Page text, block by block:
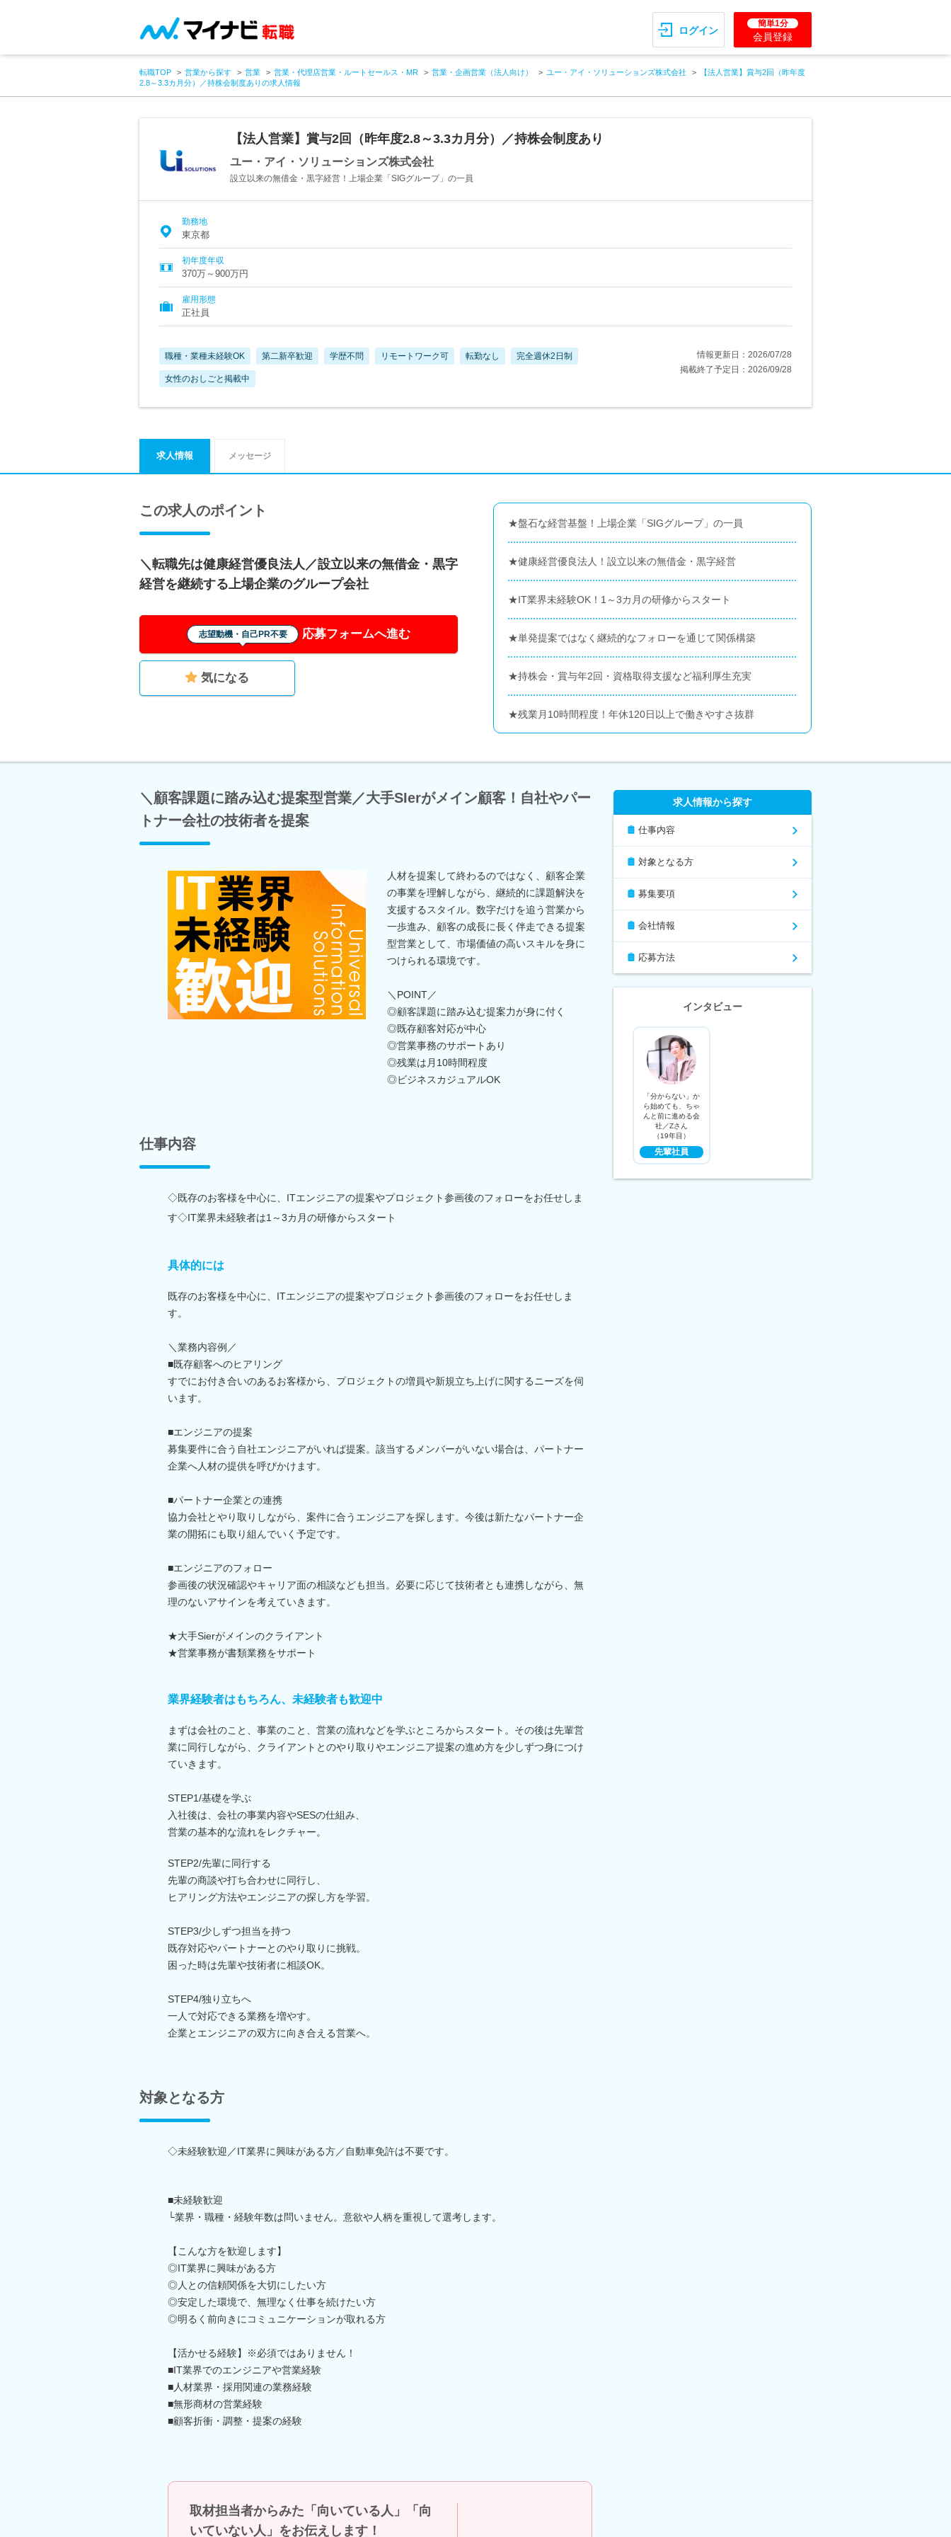
ログイン
簡単1分
会員登録
転職TOP 営業から探す 営業 営業・代理店営業・ルートセールス・MR 営業・企画営業（法人向け） ユー・アイ・ソリューションズ株式会社
【法人営業】賞与2回（昨年度
2.8～3.3カ月分）／持株会制度ありの求人情報
【法人営業】賞与2回（昨年度2.8～3.3カ月分）／持株会制度あり
ユー・アイ・ソリューションズ株式会社
設立以来の無借金・黒字経営！上場企業「SIGグループ」の一員
勤務地
東京都
初年度年収
370万～900万円
雇用形態
正社員
職種・業種未経験OK 第二新卒歓迎 学歴不問 リモートワーク可 転勤なし 完全週休2日制
女性のおしごと掲載中
情報更新日：2026/07/28
掲載終了予定日：2026/09/28
求人情報 メッセージ
この求人のポイント
＼転職先は健康経営優良法人／設立以来の無借金・黒字
経営を継続する上場企業のグループ会社
志望動機・自己PR不要 応募フォームへ進む
気になる
★盤石な経営基盤！上場企業「SIGグループ」の一員
★健康経営優良法人！設立以来の無借金・黒字経営
★IT業界未経験OK！1～3カ月の研修からスタート
★単発提案ではなく継続的なフォローを通じて関係構築
★持株会・賞与年2回・資格取得支援など福利厚生充実
★残業月10時間程度！年休120日以上で働きやすさ抜群
＼顧客課題に踏み込む提案型営業／大手SIerがメイン顧客！自社やパー
トナー会社の技術者を提案
人材を提案して終わるのではなく、顧客企業
の事業を理解しながら、継続的に課題解決を
支援するスタイル。数字だけを追う営業から
一歩進み、顧客の成長に長く伴走できる提案
型営業として、市場価値の高いスキルを身に
つけられる環境です。
＼POINT／
◎顧客課題に踏み込む提案力が身に付く
◎既存顧客対応が中心
◎営業事務のサポートあり
◎残業は月10時間程度
◎ビジネスカジュアルOK
仕事内容
◇既存のお客様を中心に、ITエンジニアの提案やプロジェクト参画後のフォローをお任せしま
す◇IT業界未経験者は1～3カ月の研修からスタート
具体的には
既存のお客様を中心に、ITエンジニアの提案やプロジェクト参画後のフォローをお任せしま
す。
＼業務内容例／
■既存顧客へのヒアリング
すでにお付き合いのあるお客様から、プロジェクトの増員や新規立ち上げに関するニーズを伺
います。
■エンジニアの提案
募集要件に合う自社エンジニアがいれば提案。該当するメンバーがいない場合は、パートナー
企業へ人材の提供を呼びかけます。
■パートナー企業との連携
協力会社とやり取りしながら、案件に合うエンジニアを探します。今後は新たなパートナー企
業の開拓にも取り組んでいく予定です。
■エンジニアのフォロー
参画後の状況確認やキャリア面の相談なども担当。必要に応じて技術者とも連携しながら、無
理のないアサインを考えていきます。
★大手Sierがメインのクライアント
★営業事務が書類業務をサポート
業界経験者はもちろん、未経験者も歓迎中
まずは会社のこと、事業のこと、営業の流れなどを学ぶところからスタート。その後は先輩営
業に同行しながら、クライアントとのやり取りやエンジニア提案の進め方を少しずつ身につけ
ていきます。
STEP1/基礎を学ぶ
入社後は、会社の事業内容やSESの仕組み、
営業の基本的な流れをレクチャー。
STEP2/先輩に同行する
先輩の商談や打ち合わせに同行し、
ヒアリング方法やエンジニアの探し方を学習。
STEP3/少しずつ担当を持つ
既存対応やパートナーとのやり取りに挑戦。
困った時は先輩や技術者に相談OK。
STEP4/独り立ちへ
一人で対応できる業務を増やす。
企業とエンジニアの双方に向き合える営業へ。
対象となる方
◇未経験歓迎／IT業界に興味がある方／自動車免許は不要です。
■未経験歓迎
└業界・職種・経験年数は問いません。意欲や人柄を重視して選考します。
【こんな方を歓迎します】
◎IT業界に興味がある方
◎人との信頼関係を大切にしたい方
◎安定した環境で、無理なく仕事を続けたい方
◎明るく前向きにコミュニケーションが取れる方
【活かせる経験】※必須ではありません！
■IT業界でのエンジニアや営業経験
■人材業界・採用関連の業務経験
■無形商材の営業経験
■顧客折衝・調整・提案の経験
取材担当者からみた「向いている人」「向
いていない人」をお伝えします！
求人情報から探す
仕事内容
対象となる方
募集要項
会社情報
応募方法
インタビュー
「分からない」か
ら始めても、ちゃ
んと前に進める会
社／Zさん
（19年目）
先輩社員